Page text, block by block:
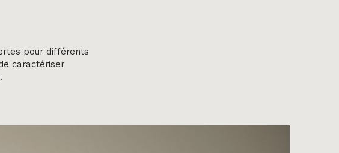
pour différents
caractériser